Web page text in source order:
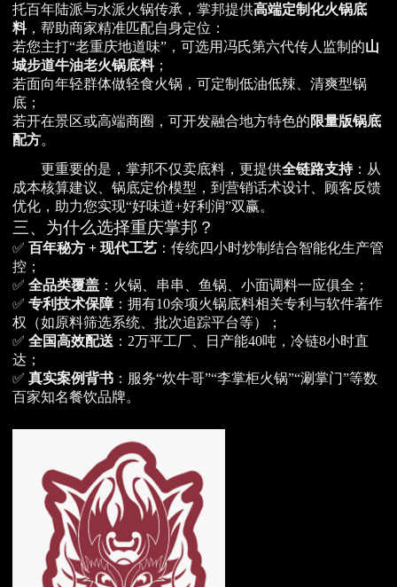
托百年陆派与水派火锅传承，掌邦提供高端定制化火锅底
料，帮助商家精准匹配自身定位：
若您主打“老重庆地道味”，可选用冯氏第六代传人监制的山
城步道牛油老火锅底料；
若面向年轻群体做轻食火锅，可定制低油低辣、清爽型锅
底；
若开在景区或高端商圈，可开发融合地方特色的限量版锅底
配方。
更重要的是，掌邦不仅卖底料，更提供全链路支持：从
成本核算建议、锅底定价模型，到营销话术设计、顾客反馈
优化，助力您实现“好味道+好利润”双赢。
三、为什么选择重庆掌邦？
✅ 百年秘方 + 现代工艺 ：传统四小时炒制结合智能化生产管
控；
✅ 全品类覆盖 ：火锅、串串、鱼锅、小面调料一应俱全；
✅ 专利技术保障：拥有10余项火锅底料相关专利与软件著作
权（如原料筛选系统、批次追踪平台等）；
✅ 全国高效配送 ：2万平工厂、日产能40吨，冷链8小时直
达；
✅ 真实案例背书 ：服务“炊牛哥”“李掌柜火锅”“涮掌门”等数
百家知名餐饮品牌。